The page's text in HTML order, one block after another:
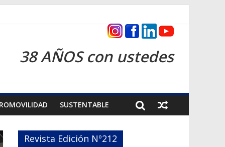
38 AÑOS con ustedes
SUSTENTABLE
Revista Edición Nº212